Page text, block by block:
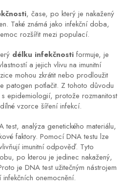
, čase, po který je nakažený
. Také známá jako infekční doba,
rozšířit mezi populací.
délku infekčnosti formuje, je
a jejich vlivu na imunitní
mohou zkrátit nebo prodloužit
patogen potlačit. Z tohoto důvodu
epidemiologií, protože rozmanitost
vzorce šíření infekcí.
test, analýza genetického materiálu,
faktory. Pomocí DNA testu lze
imunitní odpověď. Tyto
po kterou je jedinec nakažený,
je DNA test užitečným nástrojem
onemocnění.